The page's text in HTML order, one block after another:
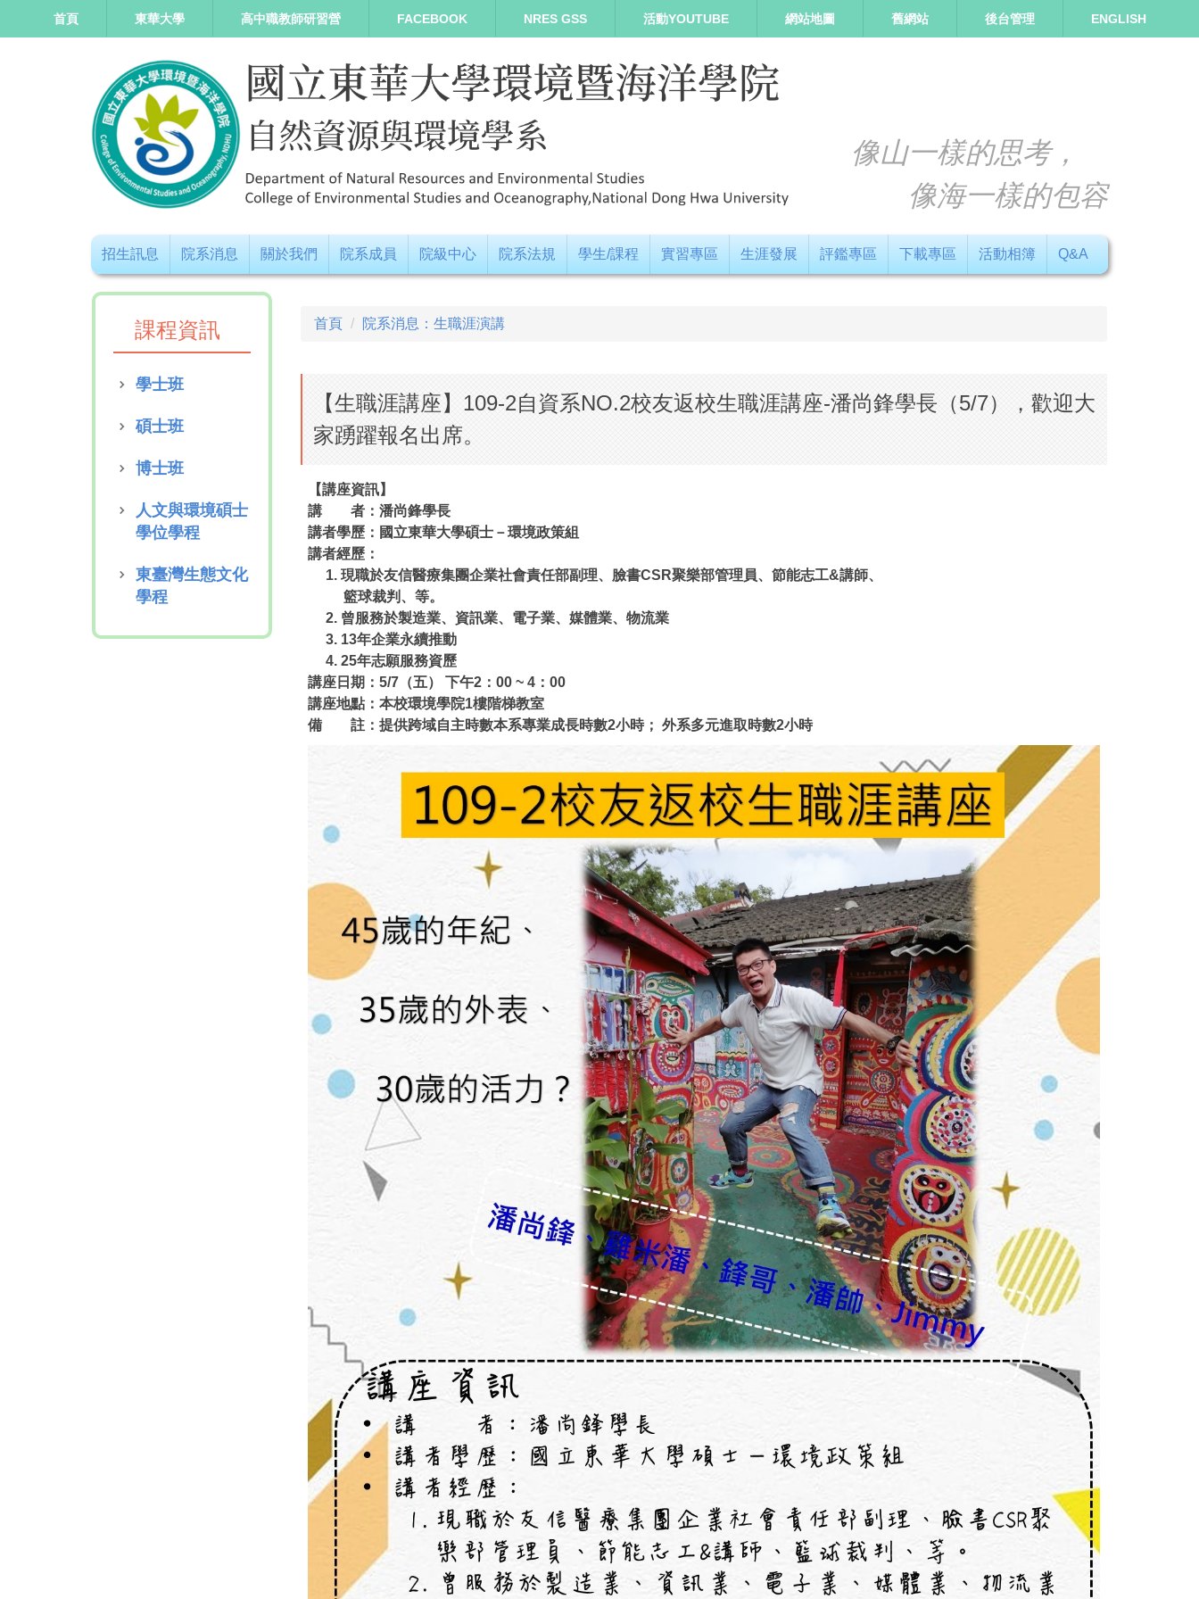
到
首頁 東華大學 高中職教師研習營 FACEBOOK NRES GSS 活動YOUTUBE 網站地圖 舊網站 後台管理 ENGLISH
像山一樣的思考，
像海一樣的包容
招生訊息 院系消息 關於我們 院系成員 院級中心 院系法規 學生/課程 實習專區 生涯發展 評鑑專區 下載專區 活動相簿 Q&A
課程資訊
學士班
碩士班
博士班
人文與環境碩士
學位學程
東臺灣生態文化
學程
首頁 院系消息：生職涯演講
【生職涯講座】109-2自資系NO.2校友返校生職涯講座-潘尚鋒學長（5/7），歡迎大
家踴躍報名出席。
【講座資訊】
講 者：潘尚鋒學長
講者學歷：國立東華大學碩士－環境政策組
講者經歷：
1. 現職於友信醫療集團企業社會責任部副理、臉書CSR聚樂部管理員、節能志工&講師、
籃球裁判、等。
2. 曾服務於製造業、資訊業、電子業、媒體業、物流業
3. 13年企業永續推動
4. 25年志願服務資歷
講座日期：5/7（五） 下午2：00 ~ 4：00
講座地點：本校環境學院1樓階梯教室
備 註：提供跨域自主時數本系專業成長時數2小時； 外系多元進取時數2小時